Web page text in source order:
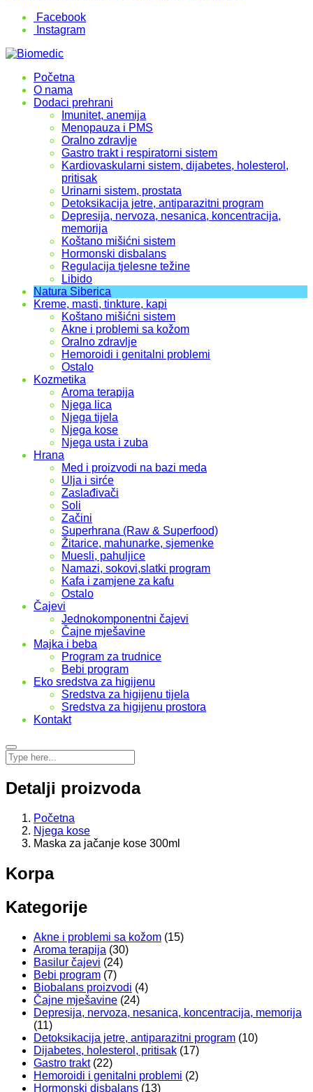
Facebook
Instagram
Početna
O nama
Dodaci prehrani
Imunitet, anemija
Menopauza i PMS
Oralno zdravlje
Gastro trakt i respiratorni sistem
Kardiovaskularni sistem, dijabetes, holesterol,
pritisak
Urinarni sistem, prostata
Detoksikacija jetre, antiparazitni program
Depresija, nervoza, nesanica, koncentracija,
memorija
Koštano mišićni sistem
Hormonski disbalans
Regulacija tjelesne težine
Libido
Natura Siberica
Kreme, masti, tinkture, kapi
Koštano mišićni sistem
Akne i problemi sa kožom
Oralno zdravlje
Hemoroidi i genitalni problemi
Ostalo
Kozmetika
Aroma terapija
Njega lica
Njega tijela
Njega kose
Njega usta i zuba
Hrana
Med i proizvodi na bazi meda
Ulja i sirće
Zaslađivači
Soli
Začini
Superhrana (Raw & Superfood)
Žitarice, mahunarke, sjemenke
Muesli, pahuljice
Namazi, sokovi,slatki program
Kafa i zamjene za kafu
Ostalo
Čajevi
Jednokomponentni čajevi
Čajne mješavine
Majka i beba
Program za trudnice
Bebi program
Eko sredstva za higijenu
Sredstva za higijenu tijela
Sredstva za higijenu prostora
Kontakt
Detalji proizvoda
Početna
Njega kose
Maska za jačanje kose 300ml
Korpa
Kategorije
Akne i problemi sa kožom (15)
Aroma terapija (30)
Basilur čajevi (24)
Bebi program (7)
Biobalans proizvodi (4)
Čajne mješavine (24)
Depresija, nervoza, nesanica, koncentracija, memorija
(11)
Detoksikacija jetre, antiparazitni program (10)
Dijabetes, holesterol, pritisak (17)
Gastro trakt (22)
Hemoroidi i genitalni problemi (2)
Hormonski disbalans (13)